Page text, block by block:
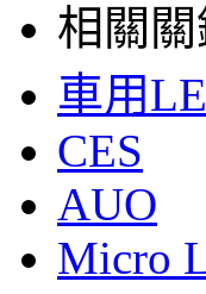
相關
車用
CES
AUO
Micro